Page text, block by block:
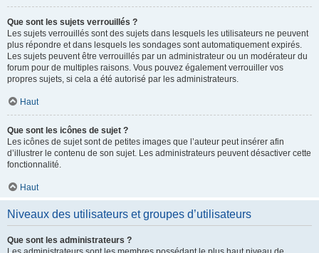
Que sont les sujets verrouillés ?
Les sujets verrouillés sont des sujets dans lesquels les utilisateurs ne peuvent
plus répondre et dans lesquels les sondages sont automatiquement expirés.
Les sujets peuvent être verrouillés par un administrateur ou un modérateur du
forum pour de multiples raisons. Vous pouvez également verrouiller vos
propres sujets, si cela a été autorisé par les administrateurs.
Haut
Que sont les icônes de sujet ?
Les icônes de sujet sont de petites images que l’auteur peut insérer afin
d’illustrer le contenu de son sujet. Les administrateurs peuvent désactiver cette
fonctionnalité.
Haut
Niveaux des utilisateurs et groupes d’utilisateurs
Que sont les administrateurs ?